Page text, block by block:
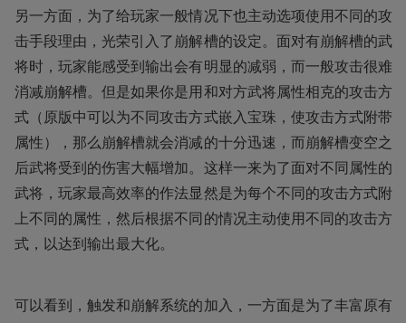
另一方面，为了给玩家一般情况下也主动选项使用不同的攻
击手段理由，光荣引入了崩解槽的设定。面对有崩解槽的武
将时，玩家能感受到输出会有明显的减弱，而一般攻击很难
消减崩解槽。但是如果你是用和对方武将属性相克的攻击方
式（原版中可以为不同攻击方式嵌入宝珠，使攻击方式附带
属性），那么崩解槽就会消减的十分迅速，而崩解槽变空之
后武将受到的伤害大幅增加。这样一来为了面对不同属性的
武将，玩家最高效率的作法显然是为每个不同的攻击方式附
上不同的属性，然后根据不同的情况主动使用不同的攻击方
式，以达到输出最大化。
可以看到，触发和崩解系统的加入，一方面是为了丰富原有